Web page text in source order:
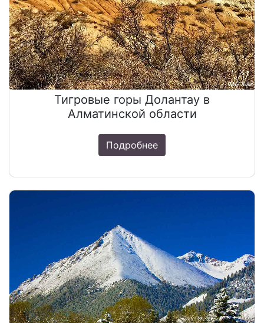
Тигровые горы Долантау в
Алматинской области
Подробнее